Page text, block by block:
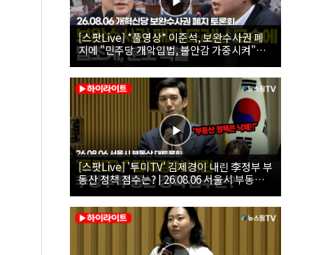
[스팟Live] *풀영상* 이준석, 보완수사권 폐
지에 "민주당 개악입법, 불안감 가중시켜"｜
26.08.06 개혁신당 보완수사권 폐지 토론회
[스팟Live] '투미TV' 김제경이 내린 李정부 부
동산 정책 점수는? | 26.08.06 서울시 부동산
대토론회